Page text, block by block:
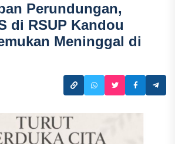
Perundungan,
di RSUP Kandou
Meninggal di